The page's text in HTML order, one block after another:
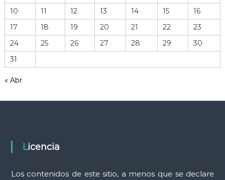
h
r
r
m
i
n
10
11 12 13 14 15
16
17
18 19 20 21 22
23
24
25 26 27 28 29
30
31
« Abr
Licencia
Los contenidos de este sitio, a menos que se declare